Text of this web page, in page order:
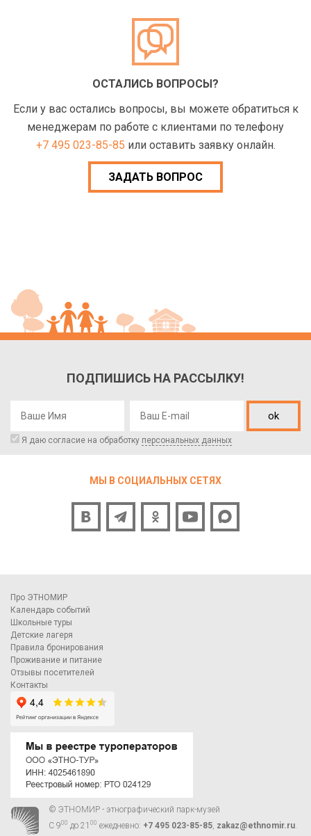
ОСТАЛИСЬ ВОПРОСЫ?
Если у вас остались вопросы, вы можете обратиться к
менеджерам по работе с клиентами по телефону
+7 495 023-85-85 или оставить заявку онлайн.
ЗАДАТЬ ВОПРОС
ПОДПИШИСЬ НА РАССЫЛКУ!
ok
Я даю согласие на обработку персональных данных
МЫ В СОЦИАЛЬНЫХ СЕТЯХ
Про ЭТНОМИР
Календарь событий
Школьные туры
Детские лагеря
Правила бронирования
Проживание и питание
Отзывы посетителей
Контакты
© ЭТНОМИР - этнографический парк-музей
С 900 до 21 00 ежедневно: +7 495 023-85-85 zakaz@ethnomir.ru